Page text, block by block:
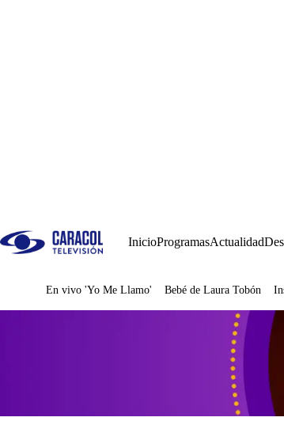
InicioProgramasActualidad
Juegos
En vivo 'Yo Me Llamo' Bebé de Laura Tobón